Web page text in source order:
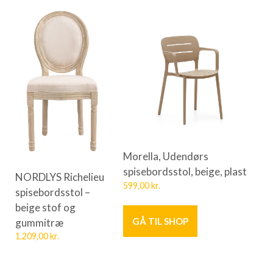
NORDLYS Richelieu
spisebordsstol –
beige stof og
gummitræ
1.209,00 kr.
Morella, Udendørs
spisebordsstol, beige, plast
599,00kr.
GÅ TIL SHOP